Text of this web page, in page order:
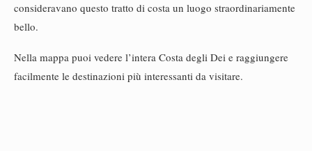
consideravano questo tratto di costa un luogo straordinariamente
bello.
Nella mappa puoi vedere l’intera Costa degli Dei e raggiungere
facilmente le destinazioni più interessanti da visitare.